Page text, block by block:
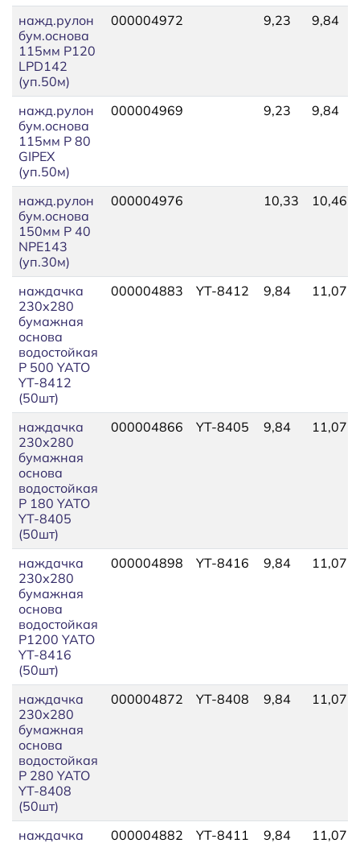
нажд.рулон
бум.основа
115мм P120
LPD142
(уп.50м)
000004972 9,23 9,84
нажд.рулон
бум.основа
115мм P 80
GIPEX
(уп.50м)
000004969 9,23 9,84
нажд.рулон
бум.основа
150мм P 40
NPE143
(уп.30м)
000004976 10,33 10,46
наждачка
230х280
бумажная
основа
водостойкая
P 500 YATO
YT-8412
(50шт)
000004883 YT-8412 9,84 11,07
наждачка
230х280
бумажная
основа
водостойкая
P 180 YATO
YT-8405
(50шт)
000004866 YT-8405 9,84 11,07
наждачка
230х280
бумажная
основа
водостойкая
P1200 YATO
YT-8416
(50шт)
000004898 YT-8416 9,84 11,07
наждачка
230х280
бумажная
основа
водостойкая
P 280 YATO
YT-8408
(50шт)
000004872 YT-8408 9,84 11,07
наждачка
000004882 YT-8411 9,84 11,07